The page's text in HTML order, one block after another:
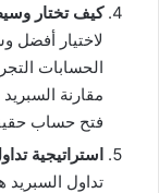
كيف تختار
لاختيار أفضل
مقارنة
فتح حساب
استراتيجية
تداول